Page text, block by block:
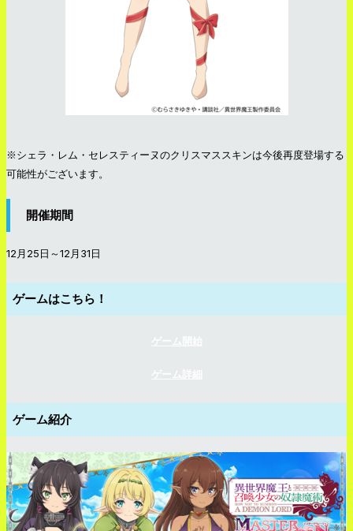
※シェラ・レム・セレスティーヌのクリスマススキンは今後再度登場する
可能性がございます。
開催期間
12月25日～12月31日
ゲームはこちら！
ゲーム紹介